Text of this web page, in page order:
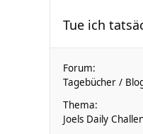
Tue ich
Forum:
Tagebücher /
Thema:
Joels Daily